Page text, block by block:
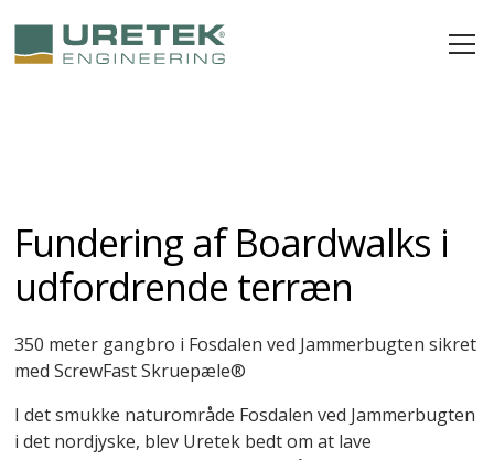
Fundering af Boardwalks i
udfordrende terræn
350 meter gangbro i Fosdalen ved Jammerbugten sikret
med ScrewFast Skruepæle®
I det smukke naturområde Fosdalen ved Jammerbugten
i det nordjyske, blev Uretek bedt om at lave